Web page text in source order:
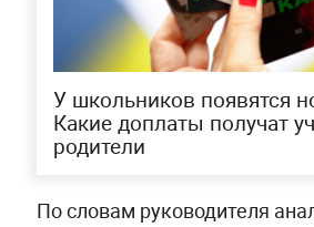
У школьников появятся
Какие доплаты получат
родители
По словам руководителя